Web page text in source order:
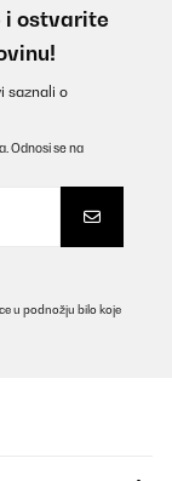
POTVRĐENI PREGLED
maar niet
i ostvarite
saznali o
Odnosi se na
u podnožju bilo koje